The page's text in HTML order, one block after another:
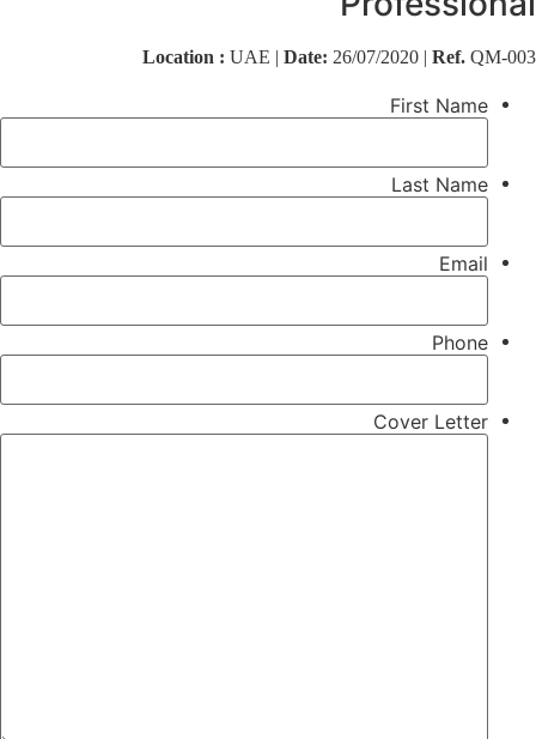
Location : UAE | Date: 26/07/2020 | Ref. QM-003
First Name
Last Name
Email
Phone
Cover Letter